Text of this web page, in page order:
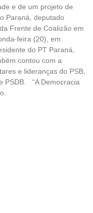
e de um projeto de
Paraná, deputado
Frente de Coalizão em
feira (20), em
do PT Paraná,
contou com a
e lideranças do PSB,
PSDB. “A Democracia